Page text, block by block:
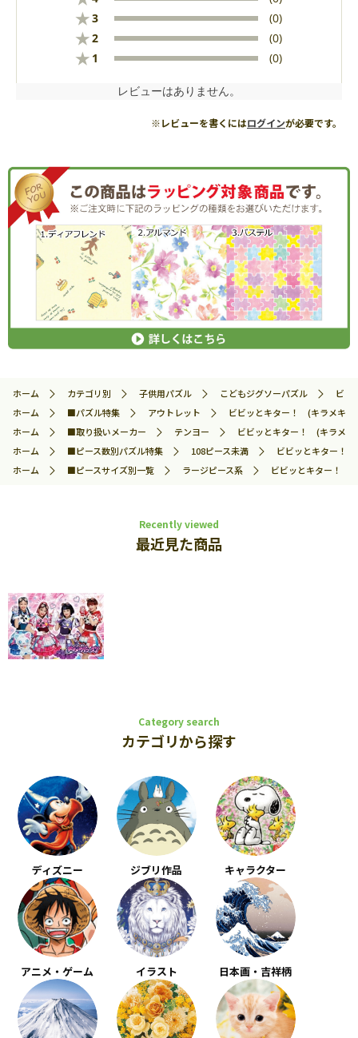
★3 (0)
★2 (0)
★ 1 (0)
レビューはありません。
※レビューを書くにはログインが必要です。
ホーム カテゴリ別 子供用パズル こどもジグソーパズル
ビビ
ホーム
■パズル特集 アウトレット
ビビッとキター！ (キラメキ
ホーム
■取り扱いメーカー テンヨー
ビビッとキター！ (キラメ
ホーム
■ピース数別パズル特集 108ピース未満
ビビッとキター！
ホーム
■ピースサイズ別一覧 ラージピース系 ビビッとキター！ (
Recently viewed
最近見た商品
Category search
カテゴリから探す
ディズニー ジブリ作品 キャラクター
アニメ・ゲーム イラスト 日本画・吉祥柄